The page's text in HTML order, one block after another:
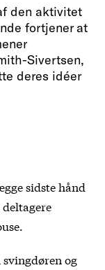
den aktivitet
fortjener at
Sivertsen,
deres idéer
sidste hånd
og